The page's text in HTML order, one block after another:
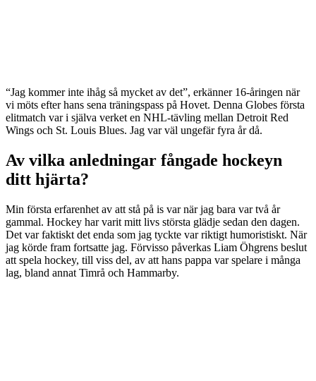
“Jag kommer inte ihåg så mycket av det”, erkänner 16-åringen när
vi möts efter hans sena träningspass på Hovet. Denna Globes första
elitmatch var i själva verket en NHL-tävling mellan Detroit Red
Wings och St. Louis Blues. Jag var väl ungefär fyra år då.
Av vilka anledningar fångade hockeyn
ditt hjärta?
Min första erfarenhet av att stå på is var när jag bara var två år
gammal. Hockey har varit mitt livs största glädje sedan den dagen.
Det var faktiskt det enda som jag tyckte var riktigt humoristiskt. När
jag körde fram fortsatte jag. Förvisso påverkas Liam Öhgrens beslut
att spela hockey, till viss del, av att hans pappa var spelare i många
lag, bland annat Timrå och Hammarby.